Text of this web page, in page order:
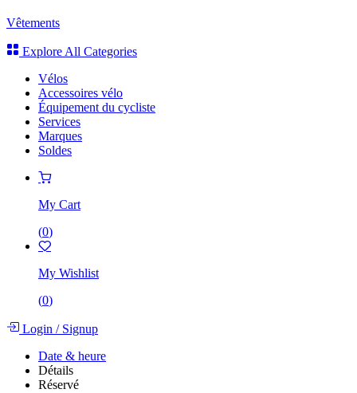
Vêtements
Explore All Categories
Vélos
Accessoires vélo
Équipement du cycliste
Services
Marques
Soldes
My Cart
(0)
My Wishlist
(0)
Login /Signup
Date & heure
Détails
Réservé